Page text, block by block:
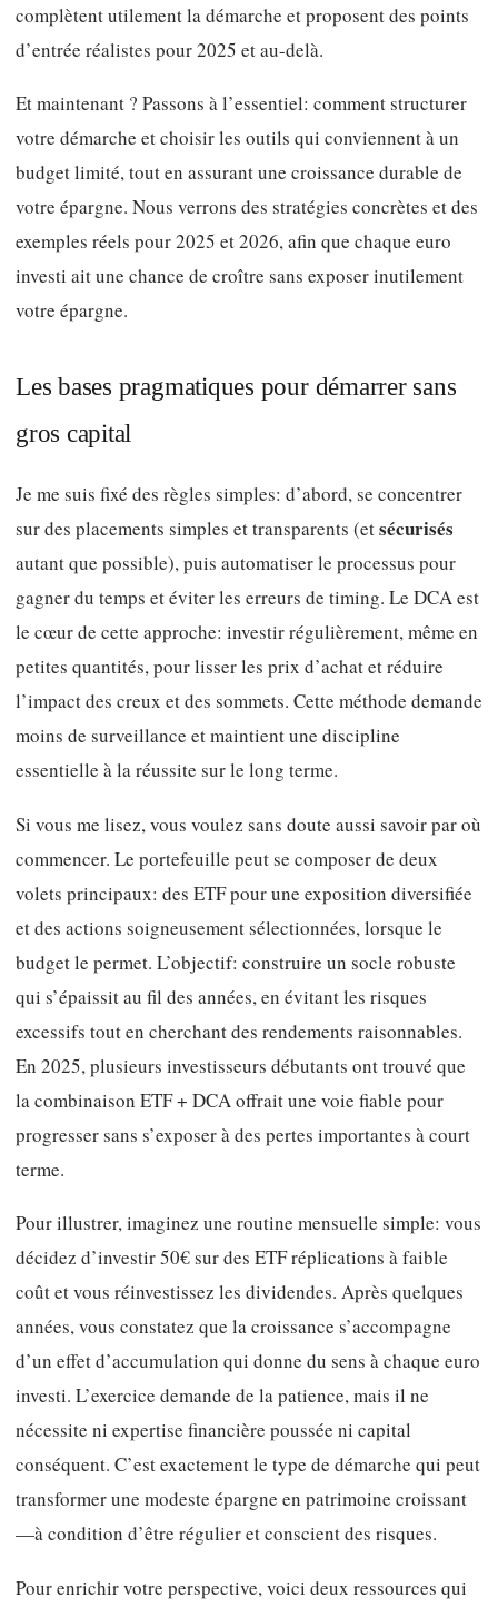
complètent utilement la démarche et proposent des points
d’entrée réalistes pour 2025 et au-delà.
Et maintenant ? Passons à l’essentiel: comment structurer
votre démarche et choisir les outils qui conviennent à un
budget limité, tout en assurant une croissance durable de
votre épargne. Nous verrons des stratégies concrètes et des
exemples réels pour 2025 et 2026, afin que chaque euro
investi ait une chance de croître sans exposer inutilement
votre épargne.
Les bases pragmatiques pour démarrer sans
gros capital
Je me suis fixé des règles simples: d’abord, se concentrer
sur des placements simples et transparents (etsécurisés
autant que possible), puis automatiser le processus pour
gagner du temps et éviter les erreurs de timing. Le DCA est
le cœur de cette approche: investir régulièrement, même en
petites quantités, pour lisser les prix d’achat et réduire
l’impact des creux et des sommets. Cette méthode demande
moins de surveillance et maintient une discipline
essentielle à la réussite sur le long terme.
Si vous me lisez, vous voulez sans doute aussi savoir par où
commencer. Le portefeuille peut se composer de deux
volets principaux: des ETF pour une exposition diversifiée
et des actions soigneusement sélectionnées, lorsque le
budget le permet. L’objectif: construire un socle robuste
qui s’épaissit au fil des années, en évitant les risques
excessifs tout en cherchant des rendements raisonnables.
En 2025, plusieurs investisseurs débutants ont trouvé que
la combinaison ETF + DCA offrait une voie fiable pour
progresser sans s’exposer à des pertes importantes à court
terme.
Pour illustrer, imaginez une routine mensuelle simple: vous
décidez d’investir 50€ sur des ETF réplications à faible
coût et vous réinvestissez les dividendes. Après quelques
années, vous constatez que la croissance s’accompagne
d’un effet d’accumulation qui donne du sens à chaque euro
investi. L’exercice demande de la patience, mais il ne
nécessite ni expertise financière poussée ni capital
conséquent. C’est exactement le type de démarche qui peut
transformer une modeste épargne en patrimoine croissant
—à condition d’être régulier et conscient des risques.
Pour enrichir votre perspective, voici deux ressources qui